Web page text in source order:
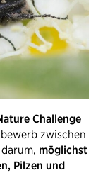
Challenge
zwischen
möglichst
Pilzen und